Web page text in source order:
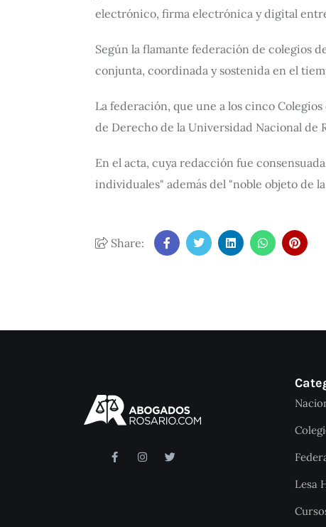
electrónico, firma electrónica y digital
Según la flamante federación de colegios
conjunta, coordinada y sostenida en el
La federación, que une a los cinco
de Derecho de la Universidad Nacional de
En el acta, cuya redacción fue
individuales" además del "noble objeto de
Share:
Lesa